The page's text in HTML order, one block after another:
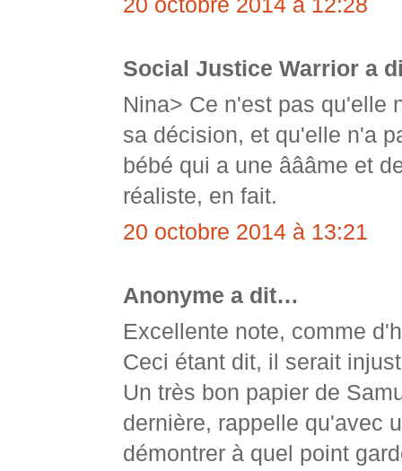
20 octobre 2014 à 12:28
Social Justice Warrior a
Nina> Ce n'est pas qu'elle
sa décision, et qu'elle n'a
bébé qui a une âââme et
réaliste, en fait.
20 octobre 2014 à 13:21
Anonyme a dit…
Excellente note, comme
Ceci étant dit, il serait
Un très bon papier de
dernière, rappelle qu'avec
démontrer à quel point